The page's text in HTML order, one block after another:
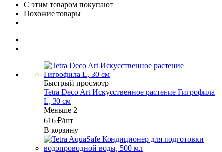
С этим товаром покупают
Похожие товары
Быстрый просмотр
Tetra Deco Art Искусственное растение Гигрофила
L, 30 см
Меньше 2
616 ₽/шт
В корзину